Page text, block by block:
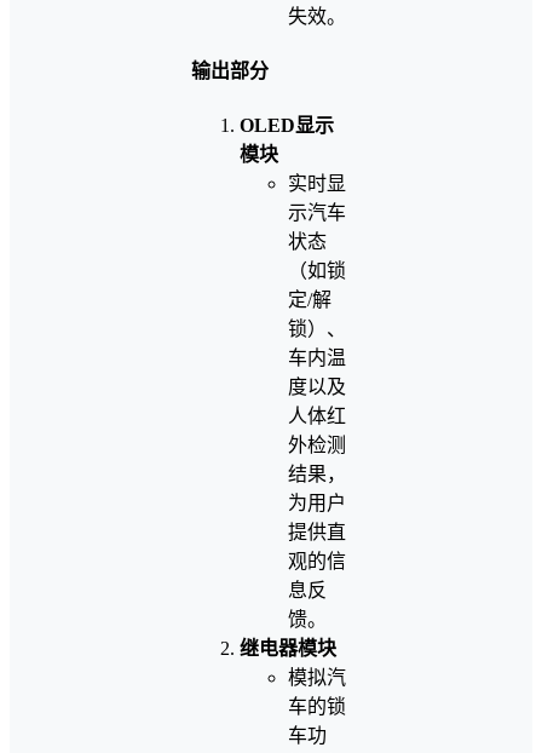
失效。
输出部分
OLED显示
模块
实时显
示汽车
状态
（如锁
定/解
锁）、
车内温
度以及
人体红
外检测
结果，
为用户
提供直
观的信
息反
馈。
继电器模块
模拟汽
车的锁
车功